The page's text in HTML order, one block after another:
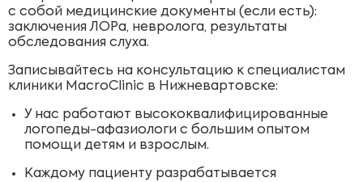
с собой медицинские документы (если есть):
заключения ЛОРа, невролога, результаты
обследования слуха.
Записывайтесь на консультацию к специалистам
клиники MacroClinic в Нижневартовске:
У нас работают высококвалифицированные
логопеды-афазиологи с большим опытом
помощи детям и взрослым.
Каждому пациенту разрабатывается